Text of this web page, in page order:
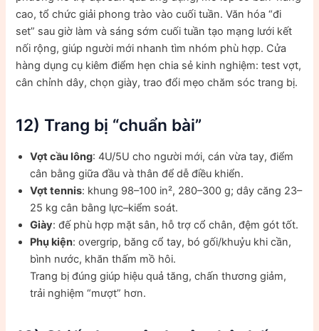
cao, tổ chức giải phong trào vào cuối tuần. Văn hóa “đi
set” sau giờ làm và sáng sớm cuối tuần tạo mạng lưới kết
nối rộng, giúp người mới nhanh tìm nhóm phù hợp. Cửa
hàng dụng cụ kiêm điểm hẹn chia sẻ kinh nghiệm: test vợt,
cân chỉnh dây, chọn giày, trao đổi mẹo chăm sóc trang bị.
12) Trang bị “chuẩn bài”
Vợt cầu lông: 4U/5U cho người mới, cán vừa tay, điểm
cân bằng giữa đầu và thân để dễ điều khiển.
Vợt tennis: khung 98–100 in², 280–300 g; dây căng 23–
25 kg cân bằng lực–kiểm soát.
Giày: đế phù hợp mặt sân, hỗ trợ cổ chân, đệm gót tốt.
Phụ kiện: overgrip, băng cổ tay, bó gối/khuỷu khi cần,
bình nước, khăn thấm mồ hôi.
Trang bị đúng giúp hiệu quả tăng, chấn thương giảm,
trải nghiệm “mượt” hơn.